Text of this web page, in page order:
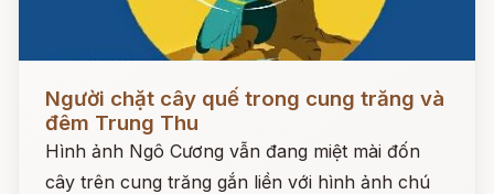
Người chặt cây quế trong cung trăng và
đêm Trung Thu
Hình ảnh Ngô Cương vẫn đang miệt mài đốn
cây trên cung trăng gắn liền với hình ảnh chú